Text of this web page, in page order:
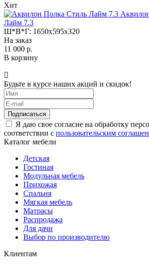
Хит
Лайм 7.3
Ш*В*Г: 1650x595x320
На заказ
11 000 р.
В корзину
Будьте в курсе наших акций и скидок!
Подписаться
Я даю свое согласие на обработку
соответствии с пользовательским
Каталог мебели
Детская
Гостиная
Модульная мебель
Прихожая
Спальня
Мягкая мебель
Матрасы
Распродажа
Для дачи
Выбор по производителю
Клиентам